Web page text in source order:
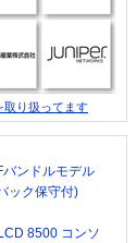
取り扱ってます
ンドルモデル
ック保守付)
8500 コンソ